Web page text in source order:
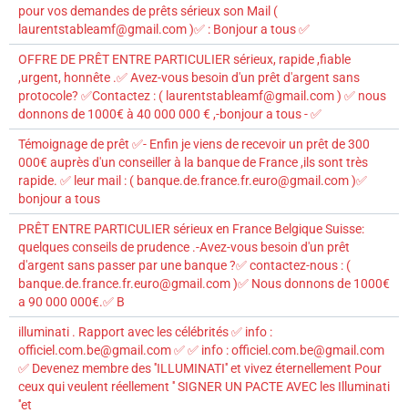
pour vos demandes de prêts sérieux son Mail (
laurentstableamf@gmail.com )✅ : Bonjour a tous ✅
OFFRE DE PRÊT ENTRE PARTICULIER sérieux, rapide ,fiable
,urgent, honnête .✅ Avez-vous besoin d'un prêt d'argent sans
protocole? ✅Contactez : ( laurentstableamf@gmail.com ) ✅ nous
donnons de 1000€ à 40 000 000 € ,-bonjour a tous - ✅
Témoignage de prêt ✅- Enfin je viens de recevoir un prêt de 300
000€ auprès d'un conseiller à la banque de France ,ils sont très
rapide. ✅ leur mail : ( banque.de.france.fr.euro@gmail.com )✅
bonjour a tous
PRÊT ENTRE PARTICULIER sérieux en France Belgique Suisse:
quelques conseils de prudence .-Avez-vous besoin d'un prêt
d'argent sans passer par une banque ?✅ contactez-nous : (
banque.de.france.fr.euro@gmail.com )✅ Nous donnons de 1000€
a 90 000 000€.✅ B
illuminati . Rapport avec les célébrités ✅ info :
officiel.com.be@gmail.com ✅ ✅ info : officiel.com.be@gmail.com
✅ Devenez membre des ''ILLUMINATI'' et vivez éternellement Pour
ceux qui veulent réellement '' SIGNER UN PACTE AVEC les Illuminati
''et